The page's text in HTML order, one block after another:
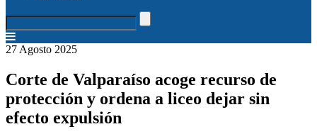
27 Agosto 2025
Corte de Valparaíso acoge recurso de
protección y ordena a liceo dejar sin
efecto expulsión